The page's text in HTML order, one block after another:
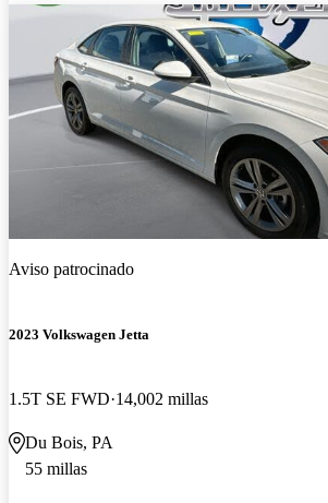
Aviso patrocinado
2023 Volkswagen Jetta
1.5T SE FWD 14,002 millas
Du Bois, PA
55 millas